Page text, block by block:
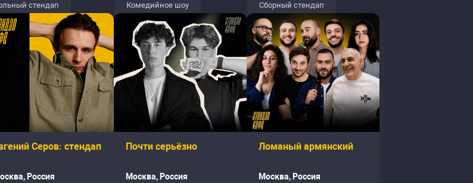
стендап
Серов: стендап
Россия
Комедийное шоу
Почти серьёзно
Москва, Россия
Сборный стендап
Ломаный армянский
Москва, Россия